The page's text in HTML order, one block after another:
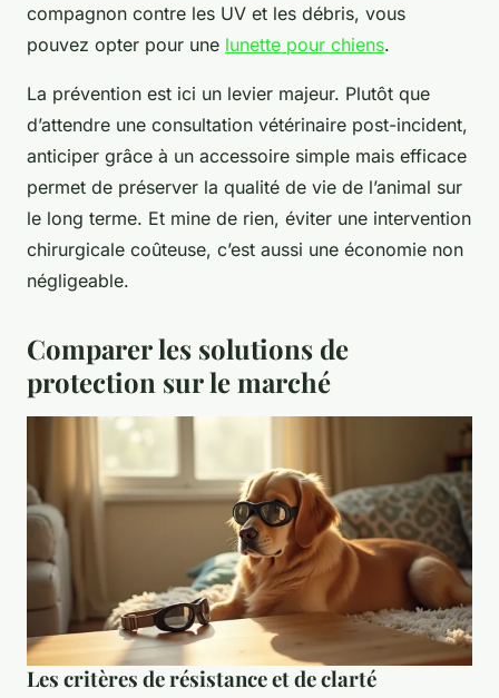
compagnon contre les UV et les débris, vous
pouvez opter pour une lunette pour chiens.
La prévention est ici un levier majeur. Plutôt que
d’attendre une consultation vétérinaire post-incident,
anticiper grâce à un accessoire simple mais efficace
permet de préserver la qualité de vie de l’animal sur
le long terme. Et mine de rien, éviter une intervention
chirurgicale coûteuse, c’est aussi une économie non
négligeable.
Comparer les solutions de
protection sur le marché
Les critères de résistance et de clarté